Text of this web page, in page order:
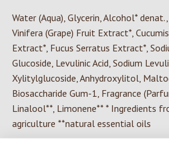
Water (Aqua), Glycerin, Alcohol*
Vinifera (Grape) Fruit Extract*,
Extract*, Fucus Serratus Extract*,
Glucoside, Levulinic Acid, Sodium
Xylitylglucoside, Anhydroxylitol,
Biosaccharide Gum-1, Fragrance
Linalool**, Limonene** * Ingredients
agriculture **natural essential oils